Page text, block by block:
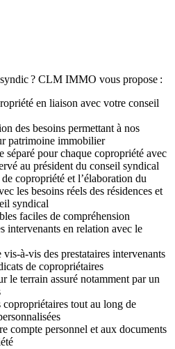
syndic ? CLM IMMO vous propose :
en liaison avec votre conseil
des besoins permettant à nos
patrimoine immobilier
séparé pour chaque copropriété avec
au président du conseil syndical
copropriété et l’élaboration du
les besoins réels des résidences et
syndical
faciles de compréhension
intervenants en relation avec le
à-vis des prestataires intervenants
de copropriétaires
le terrain assuré notamment par un
copropriétaires tout au long de
compte personnel et aux documents